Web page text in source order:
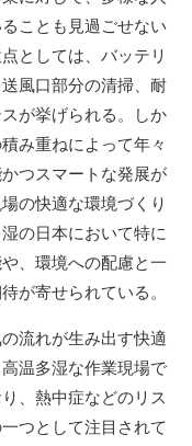
ことも見過ごせない
としては、バッテリ
風口部分の清掃、耐
が挙げられる。しか
み重ねによって年々
つスマートな発展が
の快適な環境づくり
の日本において特に
、環境への配慮と一
が寄せられている。
流れが生み出す快適
温多湿な作業現場で
、熱中症などのリス
つとして注目されて